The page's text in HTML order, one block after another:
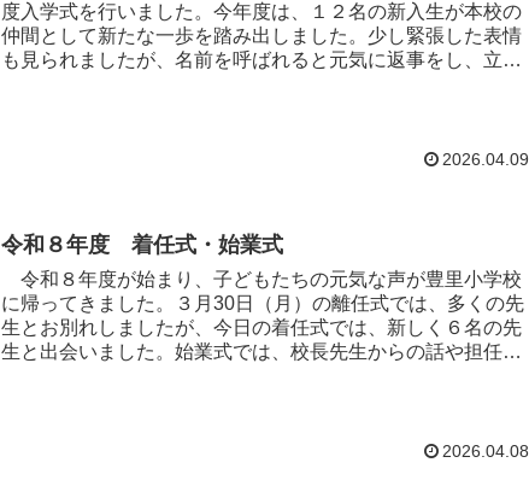
度入学式を行いました。今年度は、１２名の新入生が本校の
仲間として新たな一歩を踏み出しました。少し緊張した表情
も見られましたが、名前を呼ばれると元気に返事をし、立派
2026.04.09
令和８年度 着任式・始業式
令和８年度が始まり、子どもたちの元気な声が豊里小学校
に帰ってきました。３月30日（月）の離任式では、多くの先
生とお別れしましたが、今日の着任式では、新しく６名の先
生と出会いました。始業式では、校長先生からの話や担任発
2026.04.08